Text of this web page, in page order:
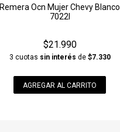
Remera Ocn Mujer Chevy Blanco
7022I
$21.990
3 cuotas sin interés de $7.330
AGREGAR AL CARRITO